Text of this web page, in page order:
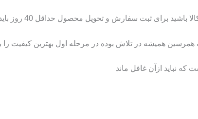
حداقل 40 روز باید در نوبت باشید که البته این هم تقریبا روند فروش خمیرمایه میباشد.
همیشه در تلاش بوده در مرحله اول بهترین کیفیت
نباید ازآن غافل ماند